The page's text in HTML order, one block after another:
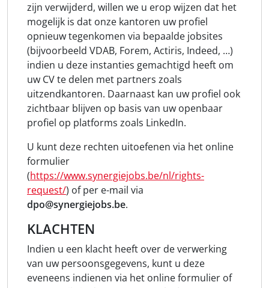
zijn verwijderd, willen we u erop wijzen dat het
mogelijk is dat onze kantoren uw profiel
opnieuw tegenkomen via bepaalde jobsites
(bijvoorbeeld VDAB, Forem, Actiris, Indeed, …)
indien u deze instanties gemachtigd heeft om
uw CV te delen met partners zoals
uitzendkantoren. Daarnaast kan uw profiel ook
zichtbaar blijven op basis van uw openbaar
profiel op platforms zoals LinkedIn.
U kunt deze rechten uitoefenen via het online
formulier
(https://www.synergiejobs.be/nl/rights-
request/) of per e-mail via
dpo@synergiejobs.be.
KLACHTEN
Indien u een klacht heeft over de verwerking
van uw persoonsgegevens, kunt u deze
eveneens indienen via het online formulier of